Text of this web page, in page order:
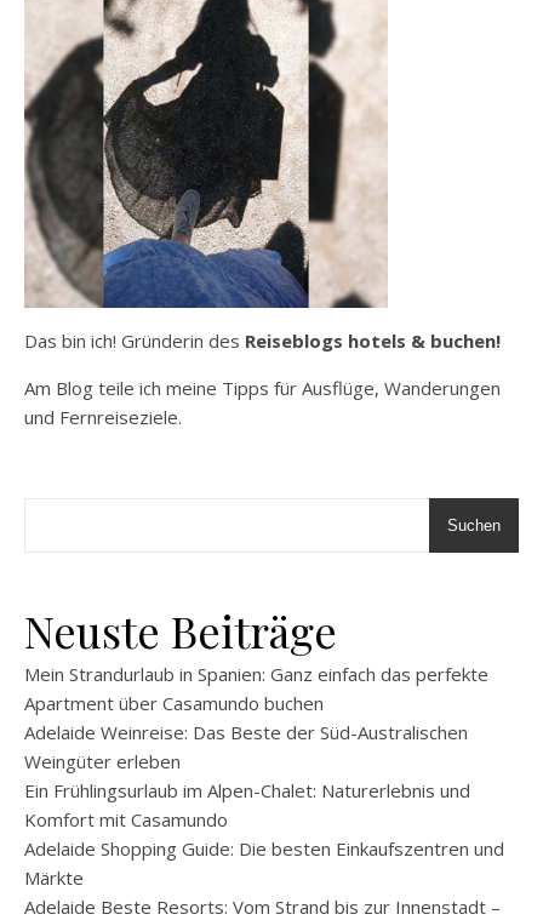
Das bin ich! Gründerin des Reiseblogs hotels & buchen!
Am Blog teile ich meine Tipps für Ausflüge, Wanderungen
und Fernreiseziele.
Suchen
Neuste Beiträge
Mein Strandurlaub in Spanien: Ganz einfach das perfekte
Apartment über Casamundo buchen
Adelaide Weinreise: Das Beste der Süd-Australischen
Weingüter erleben
Ein Frühlingsurlaub im Alpen-Chalet: Naturerlebnis und
Komfort mit Casamundo
Adelaide Shopping Guide: Die besten Einkaufszentren und
Märkte
Adelaide Beste Resorts: Vom Strand bis zur Innenstadt –